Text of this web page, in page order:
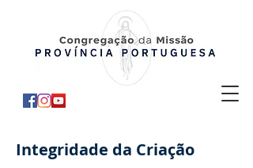
Integridade da Criação